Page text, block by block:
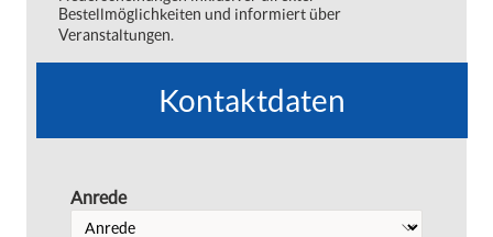
Bestellmöglichkeiten und informiert über
Veranstaltungen.
Kontaktdaten
Anrede